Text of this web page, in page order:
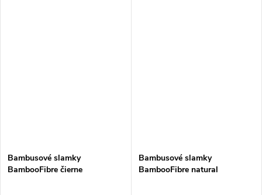
Bambusové slamky
BambooFibre čierne
Bambusové slamky
BambooFibre natural